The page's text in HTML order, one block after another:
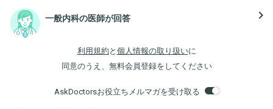
一般内科の医師が回答 navigate_next
利用規約 と 個人情報の取り扱いに
同意のうえ、無料会員登録をしてください
AskDoctorsお役立ちメルマガを受け取る